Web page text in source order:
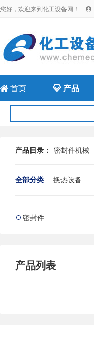
您好，欢迎来到化工设备网！ 
 首页 产品
产品目录： 密封件机械
全部分类 换热设备
 密封件
产品列表